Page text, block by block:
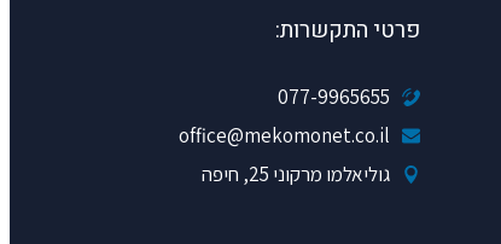
פרטי התקשרות:
077-9965655
office@mekomonet.co.il
גוליאלמו מרקוני 25, חיפה